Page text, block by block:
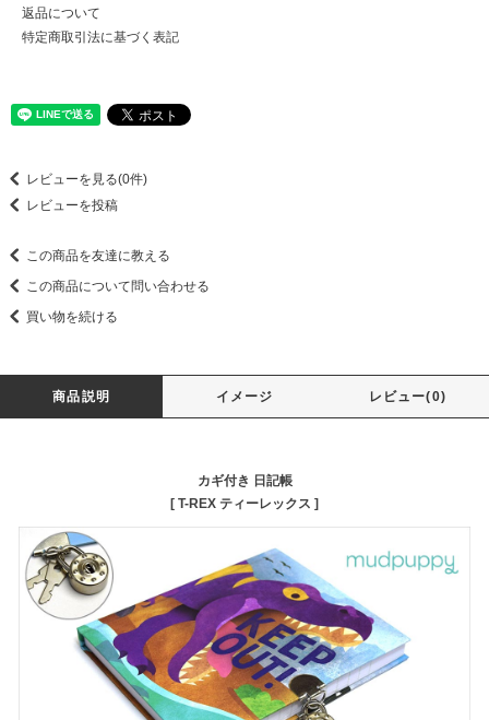
返品について
特定商取引法に基づく表記
レビューを見る(0件)
レビューを投稿
この商品を友達に教える
この商品について問い合わせる
買い物を続ける
商品説明 イメージ レビュー(0)
カギ付き 日記帳
[ T-REX ティーレックス ]